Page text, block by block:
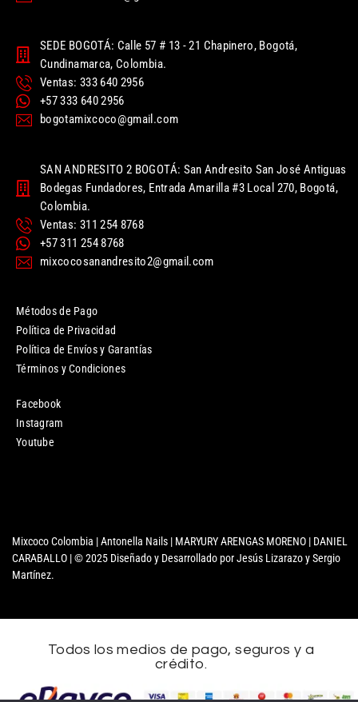
SEDE BOGOTÁ: Calle 57 # 13 - 21 Chapinero, Bogotá,
Cundinamarca, Colombia.
Ventas: 333 640 2956
+57 333 640 2956
bogotamixcoco@gmail.com
SAN ANDRESITO 2 BOGOTÁ: San Andresito San José Antiguas
Bodegas Fundadores, Entrada Amarilla #3 Local 270, Bogotá,
Colombia.
Ventas: 311 254 8768
+57 311 254 8768
mixcocosanandresito2@gmail.com
Métodos de Pago
Política de Privacidad
Política de Envíos y Garantías
Términos y Condiciones
Facebook
Instagram
Youtube
Mixcoco Colombia | Antonella Nails | MARYURY ARENGAS MORENO | DANIEL
CARABALLO | © 2025 Diseñado y Desarrollado por Jesús Lizarazo y Sergio
Martínez.
Todos los medios de pago, seguros y a
crédito.